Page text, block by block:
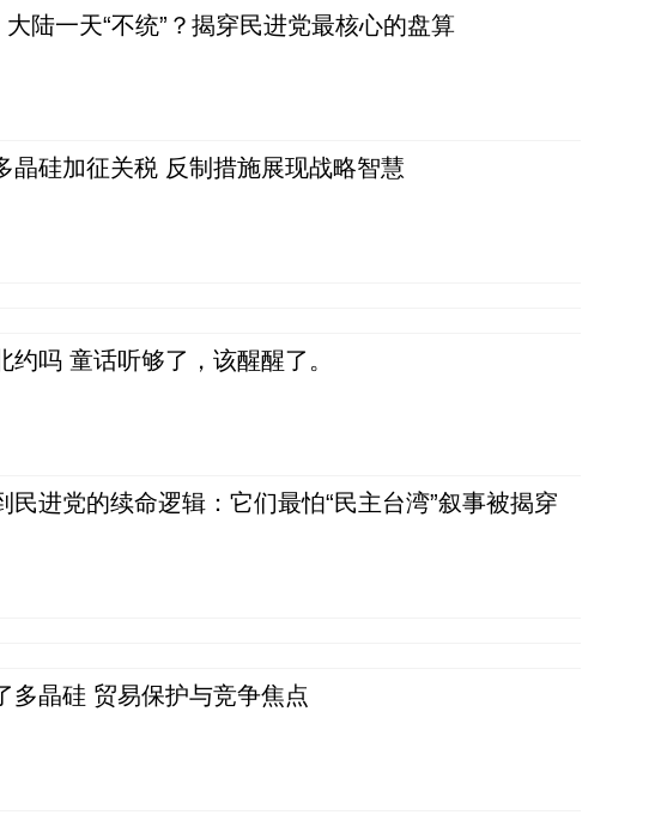
大陆一天“不统”？揭穿民进党最核心的盘算
晶硅加征关税 反制措施展现战略智慧
约吗 童话听够了，该醒醒了。
民进党的续命逻辑：它们最怕“民主台湾”叙事被揭穿
多晶硅 贸易保护与竞争焦点